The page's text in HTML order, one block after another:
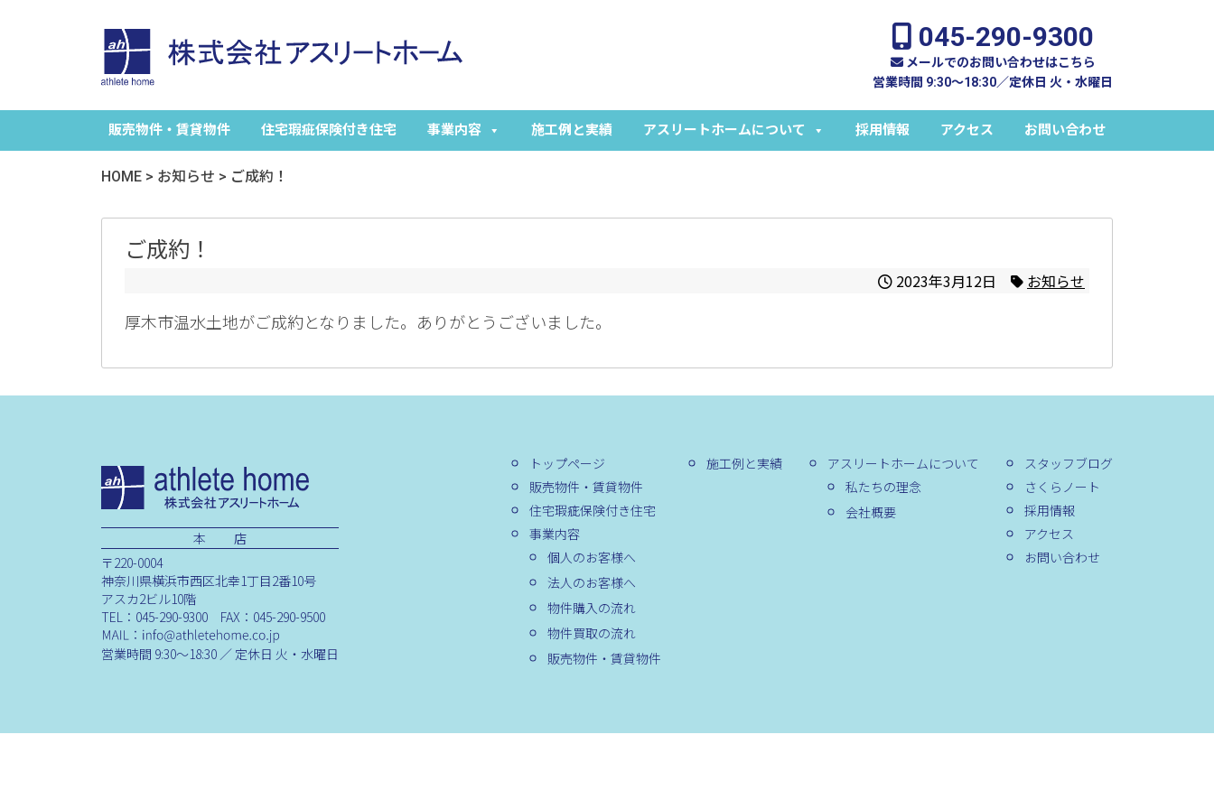
045-290-9300
メールでのお問い合わせはこちら
営業時間 9:30～18:30／定休日 火・水曜日
販売物件・賃貸物件 住宅瑕疵保険付き住宅 事業内容 施工例と実績 アスリートホームについて 採用情報 アクセス お問い合わせ
HOME > お知らせ > ご成約！
ご成約！
2023年3月12日 お知らせ
厚木市温水土地がご成約となりました。ありがとうございました。
本 店
〒220-0004
神奈川県横浜市西区北幸1丁目2番10号
アスカ2ビル10階
TEL：045-290-9300 FAX：045-290-9500
営業時間 9:30～18:30 ／ 定休日 火・水曜日
トップページ
販売物件・賃貸物件
住宅瑕疵保険付き住宅
事業内容
個人のお客様へ
法人のお客様へ
物件購入の流れ
物件買取の流れ
販売物件・賃貸物件
施工例と実績
アスリートホームについて
私たちの理念
会社概要
スタッフブログ
さくらノート
採用情報
アクセス
お問い合わせ